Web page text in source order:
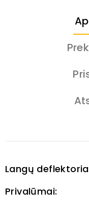
Langų
Privalūmai: